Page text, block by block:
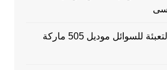
ماكينات التغليف والتعبئة للسوائل موديل 505 ماركة